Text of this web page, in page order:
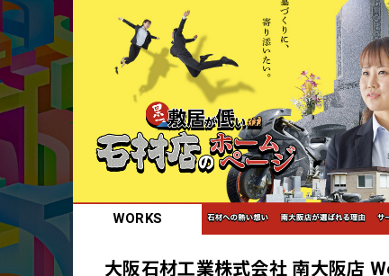
WORKS
大阪石材工業株式会社 南大阪店